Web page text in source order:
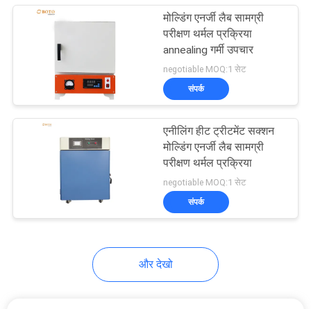
घन संपीड़न परीक्षण मशीन
इलेक्ट्रॉनिक कठोरता
मोल्डिंग एनर्जी लैब सामग्री
परीक्षण थर्मल प्रक्रिया
annealing गर्मी उपचार
negotiable MOQ:1 सेट
संपर्क
एनीलिंग हीट ट्रीटमेंट सक्शन
मोल्डिंग एनर्जी लैब सामग्री
परीक्षण थर्मल प्रक्रिया
negotiable MOQ:1 सेट
संपर्क
और देखो